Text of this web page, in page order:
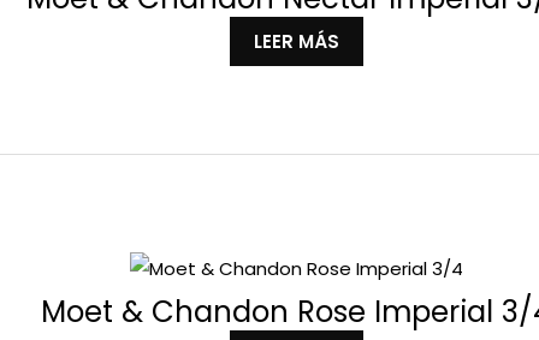
LEER MÁS
Moet & Chandon Rose Imperial